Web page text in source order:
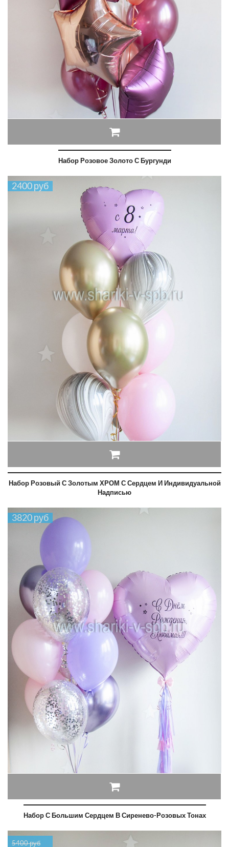
Набор Розовое Золото С Бургунди
2400 руб
Набор Розовый С Золотым ХРОМ С Сердцем И Индивидуальной
Надписью
3820 руб
Набор С Большим Сердцем В Сиренево-Розовых Тонах
5400 руб